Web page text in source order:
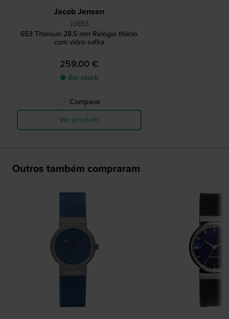
Jacob Jensen
JJ653
653 Titanium 28.5 mm Relógio titânio
com vidro safira
259,00 €
● Em stock
Comparar
Ver produto
Outros também compraram